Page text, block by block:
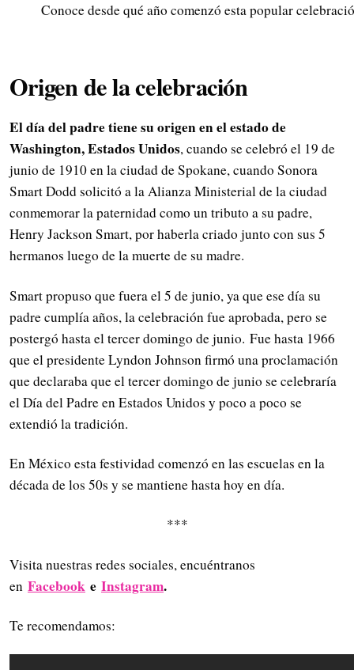
Conoce desde qué año comenzó esta popular
Origen de la celebración
El día del padre tiene su origen en el estado de
Washington, Estados Unidos, cuando se celebró el 19 de
junio de 1910 en la ciudad de Spokane, cuando Sonora
Smart Dodd solicitó a la Alianza Ministerial de la ciudad
conmemorar la paternidad como un tributo a su padre,
Henry Jackson Smart, por haberla criado junto con sus 5
hermanos luego de la muerte de su madre.
Smart propuso que fuera el 5 de junio, ya que ese día su
padre cumplía años, la celebración fue aprobada, pero se
postergó hasta el tercer domingo de junio. Fue hasta 1966
que el presidente Lyndon Johnson firmó una proclamación
que declaraba que el tercer domingo de junio se celebraría
el Día del Padre en Estados Unidos y poco a poco se
extendió la tradición.
En México esta festividad comenzó en las escuelas en la
década de los 50s y se mantiene hasta hoy en día.
***
Visita nuestras redes sociales, encuéntranos
en Facebook e Instagram.
Te recomendamos: